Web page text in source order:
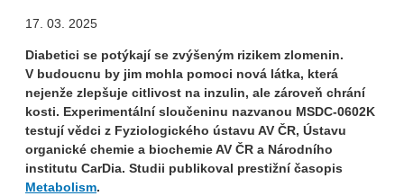
17. 03. 2025
Diabetici se potýkají se zvýšeným rizikem zlomenin.
V budoucnu by jim mohla pomoci nová látka, která
nejenže zlepšuje citlivost na inzulin, ale zároveň chrání
kosti. Experimentální sloučeninu nazvanou MSDC-0602K
testují vědci z Fyziologického ústavu AV ČR, Ústavu
organické chemie a biochemie AV ČR a Národního
institutu CarDia. Studii publikoval prestižní časopis
Metabolism.